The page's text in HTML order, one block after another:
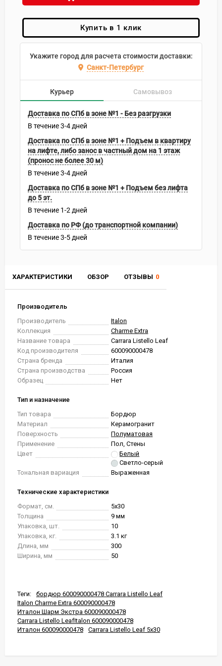
ХАРАКТЕРИСТИКИ ОБЗОР ОТЗЫВЫ 0
Производитель
Производитель
Italon
Коллекция
Charme Extra
Название товара
Carrara Listello Leaf
Код производителя
600090000478
Страна бренда
Италия
Страна производства
Россия
Образец
Нет
Тип и назначение
Тип товара
Бордюр
Материал
Керамогранит
Поверхность
Полуматовая
Применение
Пол, Стены
Цвет
Белый
Светло-серый
Тональная вариация
Выраженная
Технические характеристики
Формат, см.
5x30
Толщина
9 мм
Упаковка, шт.
10
Упаковка, кг.
3.1 кг
Длина, мм
300
Ширина, мм
50
Теги:
бордюр 600090000478 Carrara Listello Leaf
Italon Charme Extra 600090000478
Италон Шарм Экстра 600090000478
Carrara Listello LeafItalon 600090000478
Италон 600090000478
Carrara Listello Leaf 5x30
Купить в 1 клик
Укажите город для расчета стоимости доставки:
Санкт-Петербург
Курьер Самовывоз
Доставка по СПб в зоне №1 - Без разгрузки
В течение3-4 дней
Доставка по СПб в зоне №1 + Подъем в квартиру
на лифте, либо занос в частный дом на 1 этаж
(пронос не более 30 м)
В течение3-4 дней
Доставка по СПб в зоне №1 + Подъем без лифта
до 5 эт.
В течение 1-2 дней
Доставка по РФ (до транспортной компании)
В течение3-5 дней